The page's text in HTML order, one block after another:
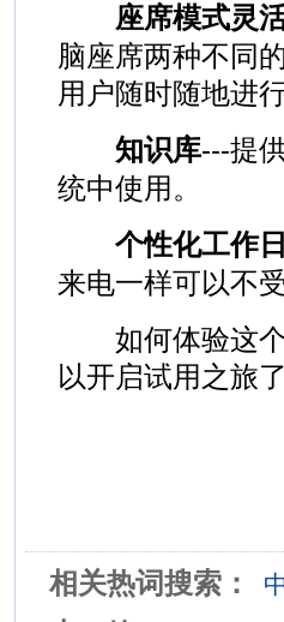
座席模式灵
脑座席两种不同
用户随时随地进
知识库---提
统中使用。
个性化工作
来电一样可以不
如何体验这个
以开启试用之旅
相关热词搜索：